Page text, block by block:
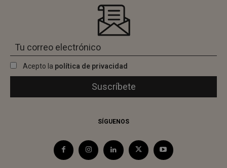
Acepto la política de privacidad
SÍGUENOS